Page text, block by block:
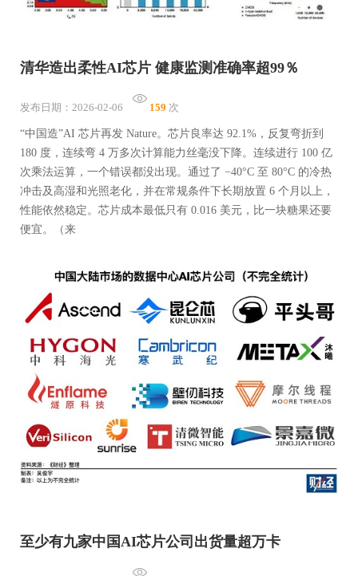
清华造出柔性AI芯片 健康监测准确率超99％
发布日期：2026-02-06 159 次
“中国造”AI 芯片再发 Nature。芯片良率达 92.1%，反复弯折到
180 度，连续弯 4 万多次计算能力丝毫没下降。连续进行 100 亿
次乘法运算，一个错误都没出现。通过了 −40°C 至 80°C 的冷热
冲击及高湿和光照老化，并在常规条件下长期放置 6 个月以上，
性能依然稳定。芯片成本最低只有 0.016 美元，比一块糖果还要
便宜。（来
至少有九家中国AI芯片公司出货量超万卡